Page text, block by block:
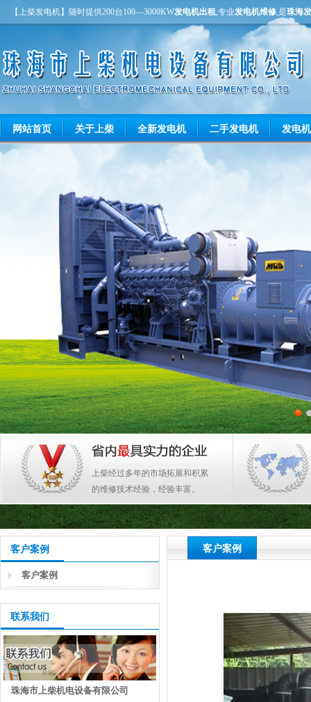
【上柴发电机】随时提供200台100—3000KW发电机出租,专业发电机维修,是珠海
网站首页 关于上柴 全新发电机 二手发电机 发电
上柴经过多年的市场拓展和积累
的维修技术经验，经验丰富。
客户案例
客户案例
联系我们
珠海市上柴机电设备有限公司
客户案例